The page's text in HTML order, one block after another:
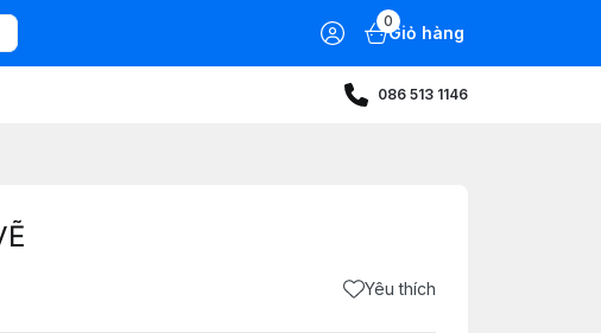
0
Giỏ hàng
086 513 1146
Yêu thích